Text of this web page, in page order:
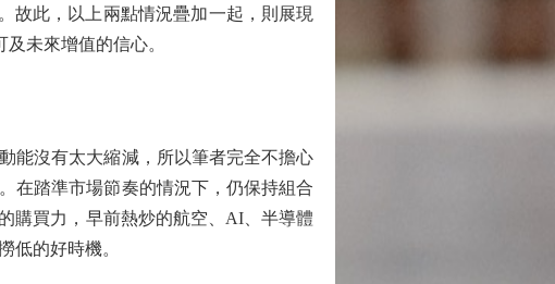
故此，以上兩點情況疊加一起，則展現
未來增值的信心。
沒有太大縮減，所以筆者完全不擔心
在踏準市場節奏的情況下，仍保持組合
購買力，早前熱炒的航空、AI、半導體
低的好時機。